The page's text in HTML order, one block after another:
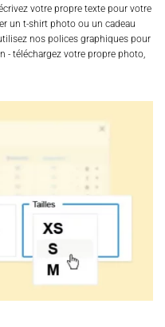
votre propre texte pour votre
un t-shirt photo ou un cadeau
nos polices graphiques pour
- téléchargez votre propre photo,